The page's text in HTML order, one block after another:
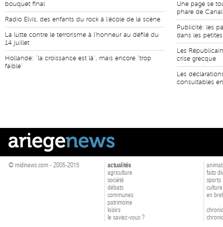
bouquet final
Radio Elvis, des enfants du rock à l'école de la scène
La lutte contre le terrorisme à l'honneur au défilé du
14 juillet
Hollande: "la croissance est là", mais encore "trop
faible"
Une page se
phare de
Publicité: les
dans les
Les
crise grecque
Les
consultables
© midinews.com - 2005-2015
actualités
agriculture
société
débats
communes
patrimoine
loisirs
le saviez-vous ?
faits
sports
culture
en bref